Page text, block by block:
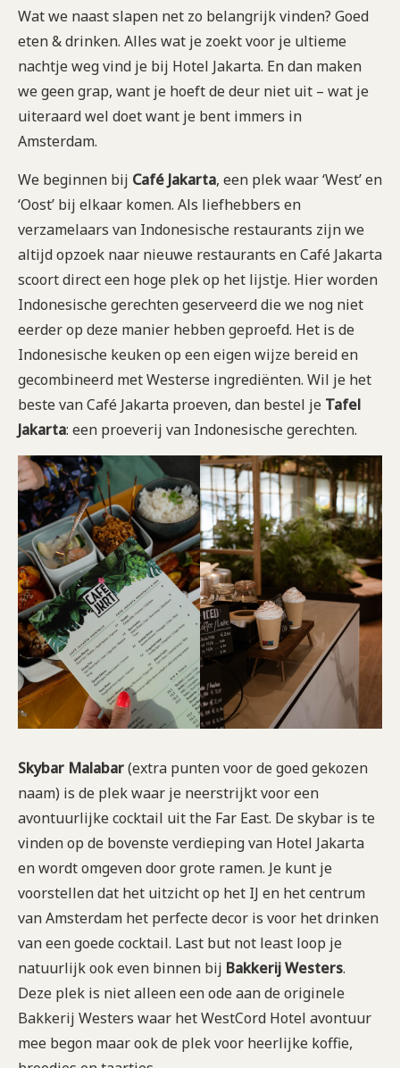
Wat we naast slapen net zo belangrijk vinden? Goed
eten & drinken. Alles wat je zoekt voor je ultieme
nachtje weg vind je bij Hotel Jakarta. En dan maken
we geen grap, want je hoeft de deur niet uit – wat je
uiteraard wel doet want je bent immers in
Amsterdam.
We beginnen bij Café Jakarta, een plek waar ‘West’ en
‘Oost’ bij elkaar komen. Als liefhebbers en
verzamelaars van Indonesische restaurants zijn we
altijd opzoek naar nieuwe restaurants en Café Jakarta
scoort direct een hoge plek op het lijstje. Hier worden
Indonesische gerechten geserveerd die we nog niet
eerder op deze manier hebben geproefd. Het is de
Indonesische keuken op een eigen wijze bereid en
gecombineerd met Westerse ingrediënten. Wil je het
beste van Café Jakarta proeven, dan bestel je Tafel
Jakarta: een proeverij van Indonesische gerechten.
Skybar Malabar(extra punten voor de goed gekozen
naam) is de plek waar je neerstrijkt voor een
avontuurlijke cocktail uit the Far East. De skybar is te
vinden op de bovenste verdieping van Hotel Jakarta
en wordt omgeven door grote ramen. Je kunt je
voorstellen dat het uitzicht op het IJ en het centrum
van Amsterdam het perfecte decor is voor het drinken
van een goede cocktail. Last but not least loop je
natuurlijk ook even binnen bij Bakkerij Westers.
Deze plek is niet alleen een ode aan de originele
Bakkerij Westers waar het WestCord Hotel avontuur
mee begon maar ook de plek voor heerlijke koffie,